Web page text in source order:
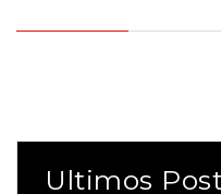
Ultimos